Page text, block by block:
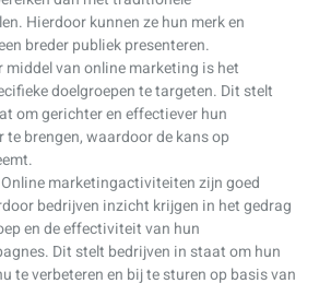
Hierdoor kunnen ze hun merk en
breder publiek presenteren.
middel van online marketing is het
doelgroepen te targeten. Dit stelt
om gerichter en effectiever hun
te brengen, waardoor de kans op
Online marketingactiviteiten zijn goed
bedrijven inzicht krijgen in het gedrag
en de effectiviteit van hun
Dit stelt bedrijven in staat om hun
te verbeteren en bij te sturen op basis van